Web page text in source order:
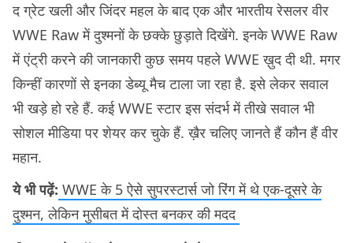
द ग्रेट खली और जिंदर महल के बाद एक और भारतीय रेसलर वीर
WWE Raw में दुश्मनों के छक्के छुड़ाते दिखेंगे. इनके WWE Raw
में एंट्री करने की जानकारी कुछ समय पहले WWE ख़ुद दी थी. मगर
किन्हीं कारणों से इनका डेब्यू मैच टाला जा रहा है. इसे लेकर सवाल
भी खड़े हो रहे हैं. कई WWE स्टार इस संदर्भ में तीखे सवाल भी
सोशल मीडिया पर शेयर कर चुके हैं. ख़ैर चलिए जानते हैं कौन हैं वीर
महान.
ये भी पढ़ें: WWE के 5 ऐसे सुपरस्टार्स जो रिंग में थे एक-दूसरे के
दुश्मन, लेकिन मुसीबत में दोस्त बनकर की मदद